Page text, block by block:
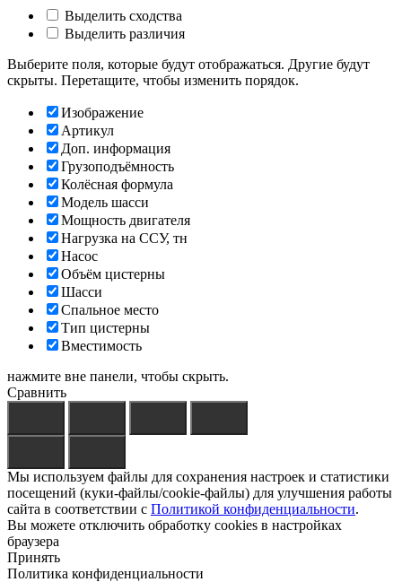
Выделить сходства
Выделить различия
Выберите поля, которые будут отображаться. Другие будут
скрыты. Перетащите, чтобы изменить порядок.
Изображение
Артикул
Доп. информация
Грузоподъёмность
Колёсная формула
Модель шасси
Мощность двигателя
Нагрузка на ССУ, тн
Насос
Объём цистерны
Шасси
Спальное место
Тип цистерны
Вместимость
нажмите вне панели, чтобы скрыть.
Сравнить
Мы используем файлы для сохранения настроек и статистики
посещений (куки-файлы/cookie-файлы) для улучшения работы
сайта в соответствии с Политикой конфиденциальности.
Вы можете отключить обработку cookies в настройках
браузера
Принять
Политика конфиденциальности